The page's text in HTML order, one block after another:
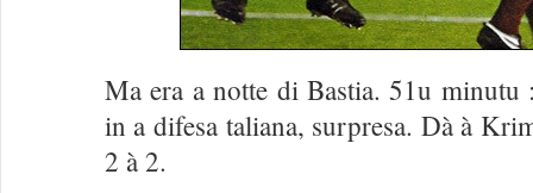
Ma era a notte di Bastia. 51u minutu
in a difesa taliana, surpresa. Dà à
2 à 2.